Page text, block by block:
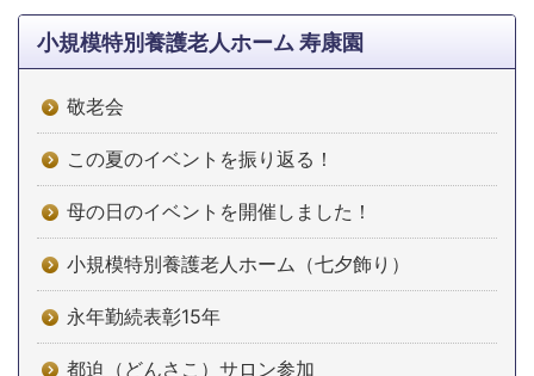
小規模特別養護老人ホーム 寿康園
敬老会
この夏のイベントを振り返る！
母の日のイベントを開催しました！
小規模特別養護老人ホーム（七夕飾り）
永年勤続表彰15年
都迫（どんさこ）サロン参加